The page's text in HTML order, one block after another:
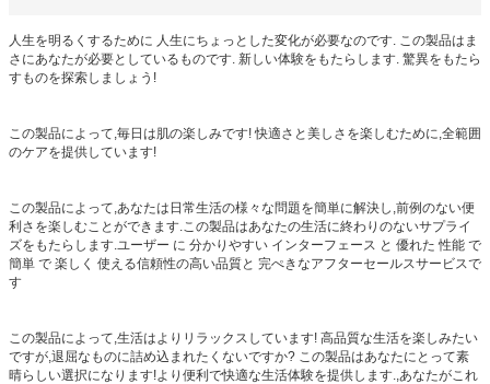
人生を明るくするために 人生にちょっとした変化が必要なのです. この製品はま
さにあなたが必要としているものです. 新しい体験をもたらします. 驚異をもたら
すものを探索しましょう!
この製品によって,毎日は肌の楽しみです! 快適さと美しさを楽しむために,全範囲
のケアを提供しています!
この製品によって,あなたは日常生活の様々な問題を簡単に解決し,前例のない便
利さを楽しむことができます.この製品はあなたの生活に終わりのないサプライ
ズをもたらします.ユーザー に 分かりやすい インターフェース と 優れた 性能 で
簡単 で 楽しく 使える信頼性の高い品質と 完ぺきなアフターセールスサービスで
す
この製品によって,生活はよりリラックスしています! 高品質な生活を楽しみたい
ですが,退屈なものに詰め込まれたくないですか? この製品はあなたにとって素
晴らしい選択になります!より便利で快適な生活体験を提供します.,あなたがこれ